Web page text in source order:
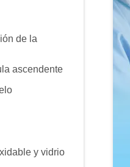
de la
ascendente
y vidrio